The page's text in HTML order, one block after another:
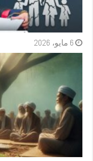
6 مايو، 2026